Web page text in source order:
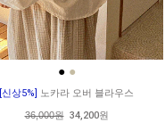
● ●
[신상5%] 노카라 오버 블라우스
36,000원 34,200원